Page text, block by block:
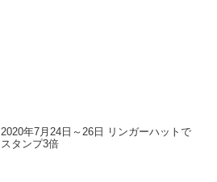
2020年7月24日～26日 リンガーハットで
スタンプ3倍